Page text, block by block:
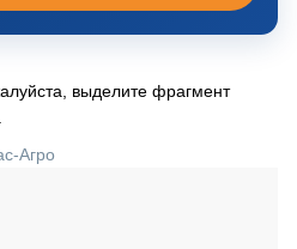
выделите фрагмент
Агро